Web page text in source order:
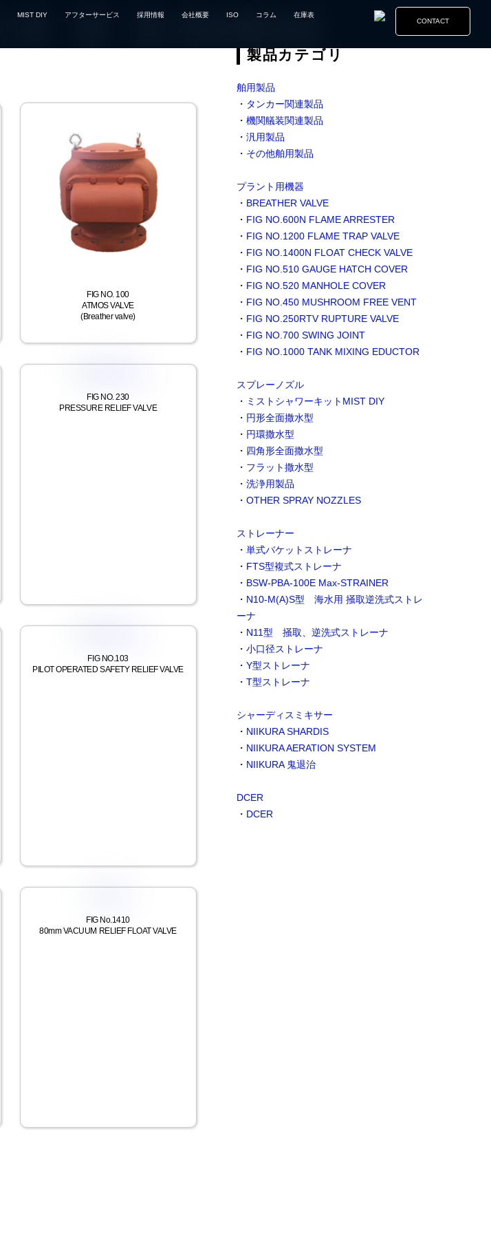
MIST DIY アフターサービス 採用情報 会社概要 ISO コラム
在庫表
CONTACT
FIG NO. 100
ATMOS VALVE
(Breather valve)
FIG NO. 230
PRESSURE RELIEF VALVE
FIG NO.103
PILOT OPERATED SAFETY RELIEF VALVE
FIG No.1410
80mm VACUUM RELIEF FLOAT VALVE
製品カテゴリ
舶用製品
・ タンカー関連製品
・ 機関艤装関連製品
・ 汎用製品
・ その他舶用製品
プラント用機器
・ BREATHER VALVE
・ FIG NO.600N FLAME ARRESTER
・ FIG NO.1200 FLAME TRAP VALVE
・ FIG NO.1400N FLOAT CHECK VALVE
・ FIG NO.510 GAUGE HATCH COVER
・ FIG NO.520 MANHOLE COVER
・ FIG NO.450 MUSHROOM FREE VENT
・ FIG NO.250RTV RUPTURE VALVE
・ FIG NO.700 SWING JOINT
・ FIG NO.1000 TANK MIXING EDUCTOR
スプレーノズル
・ ミストシャワーキットMIST DIY
・ 円形全面撒水型
・ 円環撒水型
・ 四角形全面撒水型
・ フラット撒水型
・ 洗浄用製品
・ OTHER SPRAY NOZZLES
ストレーナー
・ 単式バケットストレーナ
・ FTS型複式ストレーナ
・ BSW-PBA-100E Max-STRAINER
・ N10-M(A)S型 海水用 掻取逆洗式ストレ
ーナ
・ N11型 掻取、逆洗式ストレーナ
・ 小口径ストレーナ
・ Y型ストレーナ
・ T型ストレーナ
シャーディスミキサー
・ NIIKURA SHARDIS
・ NIIKURA AERATION SYSTEM
・ NIIKURA 鬼退治
DCER
・ DCER